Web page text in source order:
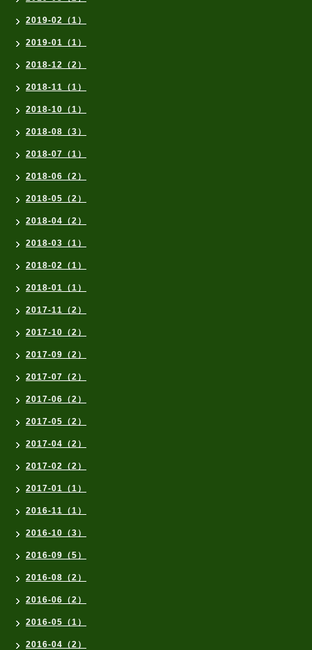
2019-02（1）
2019-01（1）
2018-12（2）
2018-11（1）
2018-10（1）
2018-08（3）
2018-07（1）
2018-06（2）
2018-05（2）
2018-04（2）
2018-03（1）
2018-02（1）
2018-01（1）
2017-11（2）
2017-10（2）
2017-09（2）
2017-07（2）
2017-06（2）
2017-05（2）
2017-04（2）
2017-02（2）
2017-01（1）
2016-11（1）
2016-10（3）
2016-09（5）
2016-08（2）
2016-06（2）
2016-05（1）
2016-04（2）